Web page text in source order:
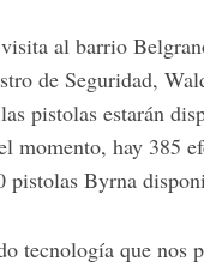
al barrio
de Seguridad,
pistolas estarán
momento, hay 385
pistolas Byrna
tecnología que nos